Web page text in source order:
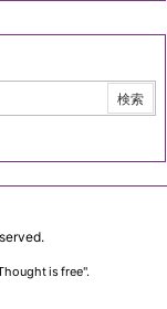
is free".